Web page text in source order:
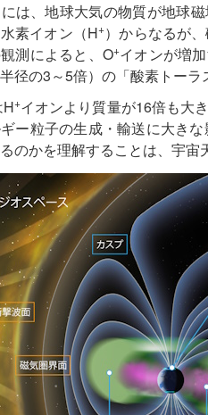
は、地球大気の物質が地球
素イオン（H+）からなるが
測によると、O+イオンが増
径の3～5倍）の「酸素トーラ
+イオンより質量が16倍も大
ー粒子の生成・輸送に大き
のかを理解することは、宇宙